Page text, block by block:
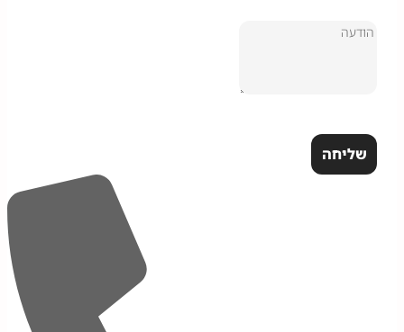
שליחה